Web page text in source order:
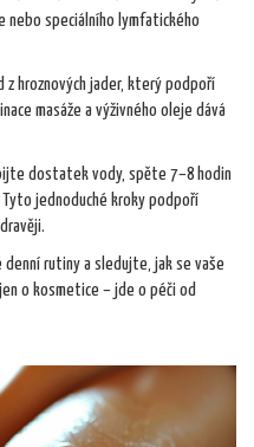
nebo speciálního lymfatického
z hroznových jader, který podpoří
masáže a výživného oleje dává
dostatek vody, spěte 7–8 hodin
jednoduché kroky podpoří
rutiny a sledujte, jak se vaše
o kosmetice – jde o péči od